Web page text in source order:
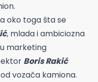
oko toga šta se
, mlada i ambiciozna
marketing
Boris Rakić
vozača kamiona.